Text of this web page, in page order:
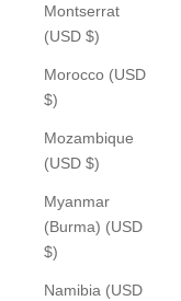
Montserrat
(USD $)
Morocco (USD
$)
Mozambique
(USD $)
Myanmar
(Burma) (USD
$)
Namibia (USD